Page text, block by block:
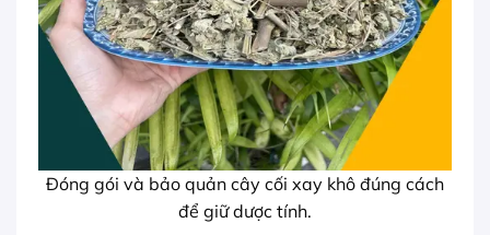
Đóng gói và bảo quản cây cối xay khô đúng cách
để giữ dược tính.